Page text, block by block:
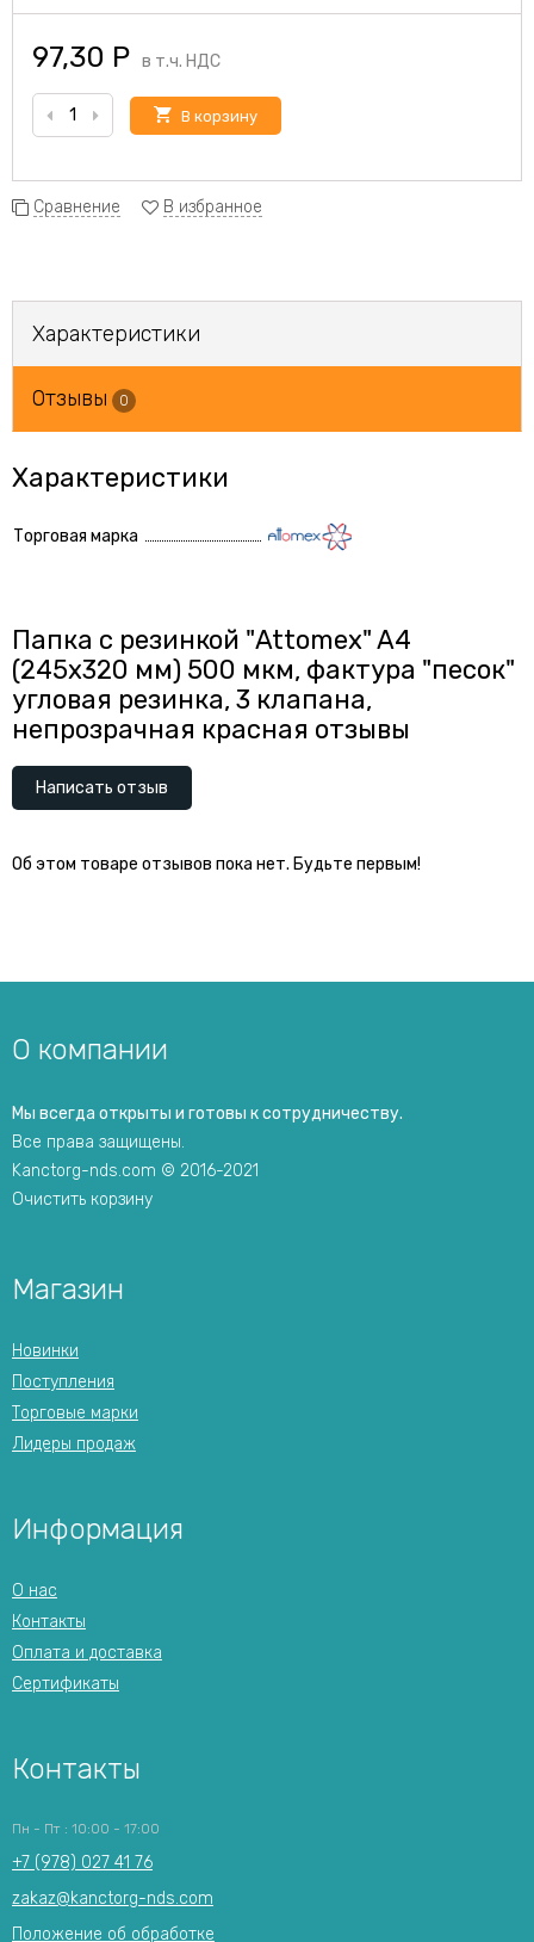
97,30 Р в т.ч. НДС
В корзину
Сравнение В избранное
Характеристики
Отзывы 0
Характеристики
Торговая марка
Папка с резинкой "Attomex" A4
(245x320 мм) 500 мкм, фактура "песок"
угловая резинка, 3 клапана,
непрозрачная красная отзывы
Написать отзыв
Об этом товаре отзывов пока нет. Будьте первым!
О компании
Мы всегда открыты и готовы к сотрудничеству.
Все права защищены.
Kanctorg-nds.com © 2016-2021
Очистить корзину
Магазин
Новинки
Поступления
Торговые марки
Лидеры продаж
Информация
О нас
Контакты
Оплата и доставка
Сертификаты
Контакты
Пн - Пт : 10:00 - 17:00
+7 (978) 027 41 76
zakaz@kanctorg-nds.com
Положение об обработке